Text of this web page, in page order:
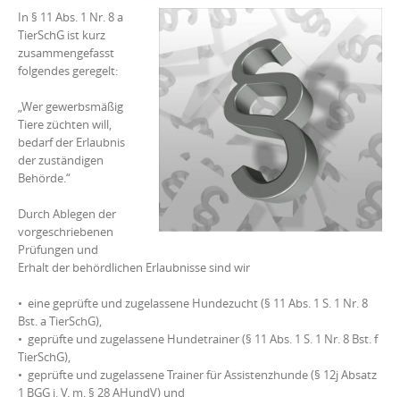
In § 11 Abs. 1 Nr. 8 a
TierSchG ist kurz
zusammengefasst
folgendes geregelt:
„Wer gewerbsmäßig
Tiere züchten will,
bedarf der Erlaubnis
der zuständigen
Behörde.“
Durch Ablegen der
vorgeschriebenen
Prüfungen und
Erhalt der behördlichen Erlaubnisse sind wir
• eine geprüfte und zugelassene Hundezucht (§ 11 Abs. 1 S. 1 Nr. 8
Bst. a TierSchG),
• geprüfte und zugelassene Hundetrainer (§ 11 Abs. 1 S. 1 Nr. 8 Bst. f
TierSchG),
• geprüfte und zugelassene Trainer für Assistenzhunde (§ 12j Absatz
1 BGG i. V. m. § 28 AHundV) und